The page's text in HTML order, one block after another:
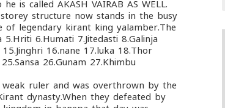
is called AKASH VAIRAB AS WELL.
structure now stands in the busy
of legendary kirant king yalamber.The
6.Humati 7.Jitedasti 8.Galinja
16.nane 17.luka 18.Thor
26.Gunam 27.Khimbu
ruler and was overthrown by the
dynasty.When they defeated by